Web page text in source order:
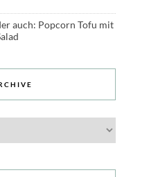
auch: Popcorn Tofu mit